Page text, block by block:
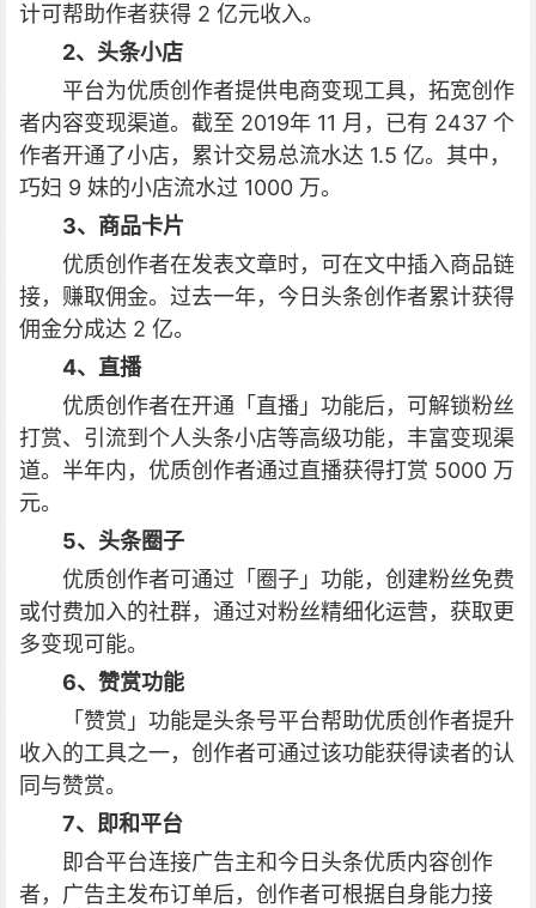
计可帮助作者获得 2 亿元收入。
2、头条小店
平台为优质创作者提供电商变现工具，拓宽创作
者内容变现渠道。截至 2019年 11 月，已有 2437 个
作者开通了小店，累计交易总流水达 1.5 亿。其中，
巧妇 9 妹的小店流水过 1000 万。
3、商品卡片
优质创作者在发表文章时，可在文中插入商品链
接，赚取佣金。过去一年，今日头条创作者累计获得
佣金分成达 2 亿。
4、直播
优质创作者在开通「直播」功能后，可解锁粉丝
打赏、引流到个人头条小店等高级功能，丰富变现渠
道。半年内，优质创作者通过直播获得打赏 5000 万
元。
5、头条圈子
优质创作者可通过「圈子」功能，创建粉丝免费
或付费加入的社群，通过对粉丝精细化运营，获取更
多变现可能。
6、赞赏功能
「赞赏」功能是头条号平台帮助优质创作者提升
收入的工具之一，创作者可通过该功能获得读者的认
同与赞赏。
7、即和平台
即合平台连接广告主和今日头条优质内容创作
者，广告主发布订单后，创作者可根据自身能力接